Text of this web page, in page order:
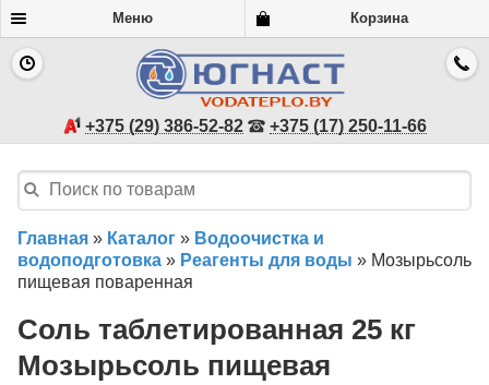
Меню Корзина
+375 (29) 386-52-82 +375 (17) 250-11-66
Главная » Каталог » Водоочистка и
водоподготовка » Реагенты для воды » Мозырьсоль
пищевая поваренная
Соль таблетированная 25 кг
Мозырьсоль пищевая